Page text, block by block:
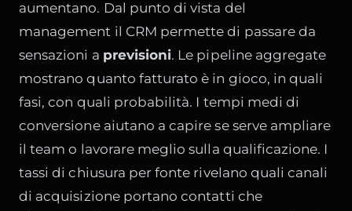
aumentano. Dal punto di vista del
management il CRM permette di passare da
sensazioni a previsioni. Le pipeline aggregate
mostrano quanto fatturato è in gioco, in quali
fasi, con quali probabilità. I tempi medi di
conversione aiutano a capire se serve ampliare
il team o lavorare meglio sulla qualificazione. I
tassi di chiusura per fonte rivelano quali canali
di acquisizione portano contatti che